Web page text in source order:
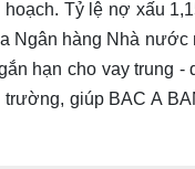
Tỷ lệ nợ xấu
Ngân hàng Nhà nước
hạn cho vay trung -
trường, giúp BAC A